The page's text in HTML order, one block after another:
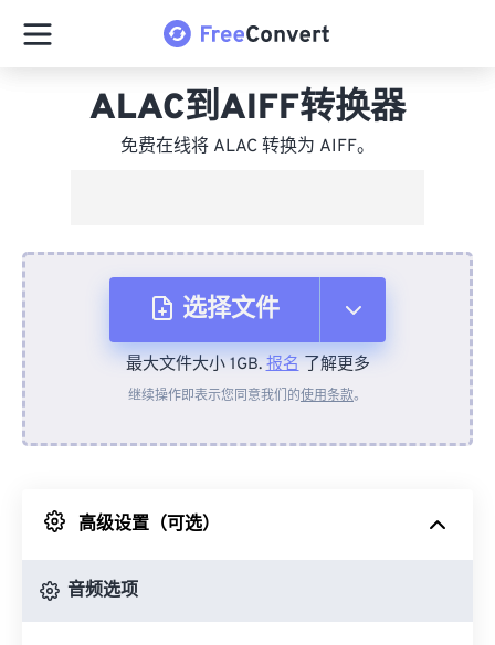
ALAC到AIFF转换器
免费在线将 ALAC 转换为 AIFF。
选择文件
从设备
来自 Google Drive
最大文件大小 1GB.报名了解更多
继续操作即表示您同意我们的使用条款。
高级设置（可选）
音频选项